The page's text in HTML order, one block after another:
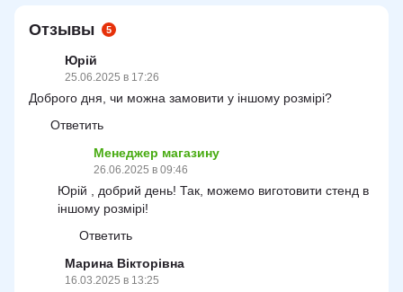
Отзывы 5
Юрій
25.06.2025 в 17:26
Доброго дня, чи можна замовити у іншому розмірі?
Ответить
Менеджер магазину
26.06.2025 в 09:46
Юрій , добрий день! Так, можемо виготовити стенд в
іншому розмірі!
Ответить
Марина Вікторівна
16.03.2025 в 13:25